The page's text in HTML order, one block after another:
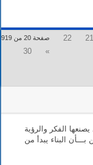
صفحة 20 من 919 21
22
»
30
الفكر والرؤية
البناء يبدأ من